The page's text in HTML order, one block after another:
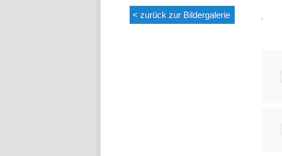
< zurück zur Bildergalerie